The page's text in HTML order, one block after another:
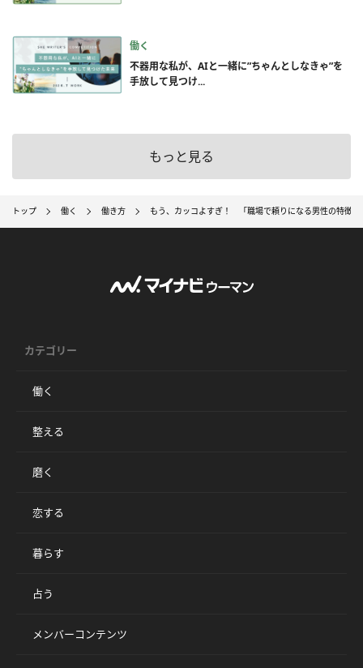
働く
不器用な私が、AIと一緒に”ちゃんとしなきゃ”を
手放して見つけ...
もっと見る
トップ 働く 働き方 もう、カッコよすぎ！ 「職場で頼りになる男性の特徴」
カテゴリー
働く
整える
磨く
恋する
暮らす
占う
メンバーコンテンツ